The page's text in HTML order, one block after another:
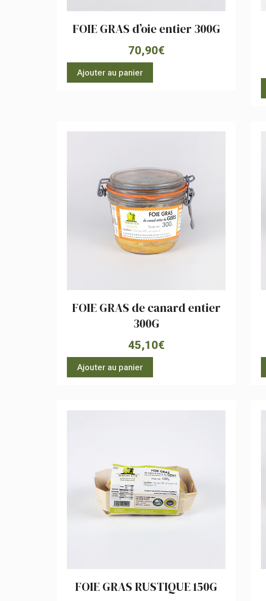
FOIE GRAS d’oie entier 300G
70,90€
Ajouter au panier
FOIE GRAS de canard entier
300G
45,10€
Ajouter au panier
FOIE GRAS RUSTIQUE 150G